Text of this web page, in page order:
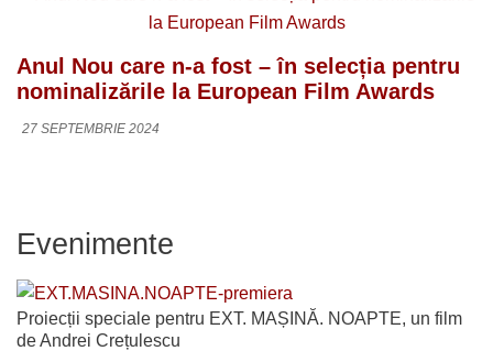
Anul Nou care n-a fost – în selecția pentru
nominalizările la European Film Awards
27 SEPTEMBRIE 2024
Evenimente
Proiecții speciale pentru EXT. MAȘINĂ. NOAPTE, un film
de Andrei Crețulescu